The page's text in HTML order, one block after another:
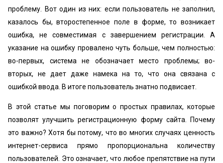
проблему. Вот один из них: если пользователь не заполнил,
казалось бы, второстепенное поле в форме, то возникает
ошибка, не совместимая с завершением регистрации. А
указание на ошибку провалено чуть больше, чем полностью:
во-первых, система не обозначает место проблемы; во-
вторых, не дает даже намека на то, что она связана с
ошибкой ввода. В итоге пользователь знатно подвисает.
В этой статье мы поговорим о простых правилах, которые
позволят улучшить регистрационную форму сайта. Почему
это важно? Хотя бы потому, что во многих случаях ценность
интернет-сервиса прямо пропорциональна количеству
пользователей. Это означает, что любое препятствие на пути